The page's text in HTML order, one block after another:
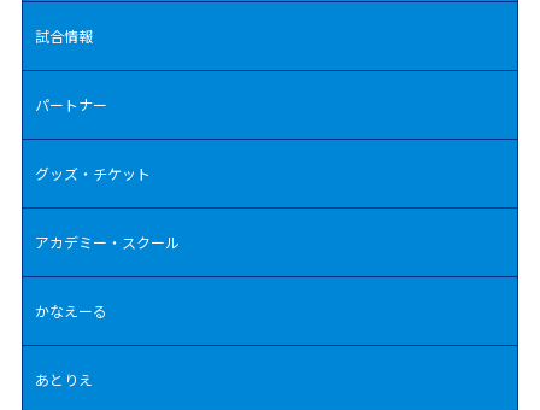
試合情報
パートナー
グッズ・チケット
アカデミー・スクール
かなえーる
あとりえ